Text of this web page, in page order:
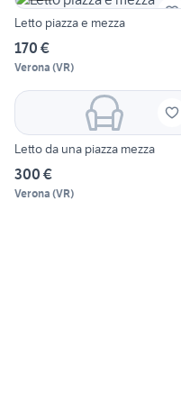
Letto piazza e mezza
170 €
Verona (VR)
Letto da una piazza mezza
300 €
Verona (VR)